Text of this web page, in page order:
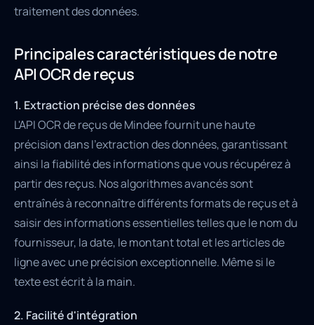
traitement des données.
Principales caractéristiques de notre
API OCR de reçus
1. Extraction précise des données
L'API OCR de reçus de Mindee fournit une haute
précision dans l'extraction des données, garantissant
ainsi la fiabilité des informations que vous récupérez à
partir des reçus. Nos algorithmes avancés sont
entraînés à reconnaître différents formats de reçus et à
saisir des informations essentielles telles que le nom du
fournisseur, la date, le montant total et les articles de
ligne avec une précision exceptionnelle. Même si le
texte est écrit à la main.
2. Facilité d'intégration